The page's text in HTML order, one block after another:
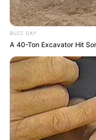
BUZZ DAY
A 40-Ton Excavator Hit